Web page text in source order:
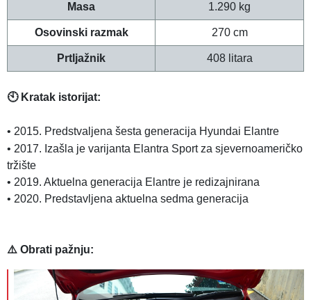
Masa 1.290 kg
Osovinski razmak 270 cm
Prtljažnik 408 litara
🕙 Kratak istorijat:
• 2015. Predstvaljena šesta generacija Hyundai Elantre
• 2017. Izašla je varijanta Elantra Sport za sjevernoameričko
tržište
• 2019. Aktuelna generacija Elantre je redizajnirana
• 2020. Predstavljena aktuelna sedma generacija
⚠️ Obrati pažnju: